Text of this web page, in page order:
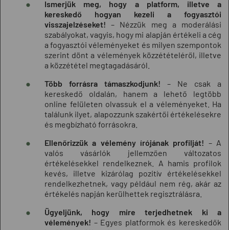
Ismerjük meg, hogy a platform, illetve a
kereskedő hogyan kezeli a fogyasztói
visszajelzéseket! – Nézzük meg a moderálási
szabályokat, vagyis, hogy mi alapján értékeli a cég
a fogyasztói véleményeket és milyen szempontok
szerint dönt a vélemények közzétételéről, illetve
a közzététel megtagadásáról.
Több forrásra támaszkodjunk! – Ne csak a
kereskedő oldalán, hanem a lehető legtöbb
online felületen olvassuk el a véleményeket. Ha
találunk ilyet, alapozzunk szakértői értékelésekre
és megbízható forrásokra.
Ellenőrizzük a vélemény írójának profilját! – A
valós vásárlók jellemzően változatos
értékelésekkel rendelkeznek. A hamis profilok
kevés, illetve kizárólag pozitív értékelésekkel
rendelkezhetnek, vagy például nem rég, akár az
értékelés napján kerülhettek regisztrálásra.
Ügyeljünk, hogy mire terjedhetnek ki a
vélemények! – Egyes platformok és kereskedők